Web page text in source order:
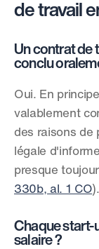
de travail
Un contrat de
conclu
Oui. En
valablement
des raisons de
légale
presque
330b, al. 1 CO).
Chaque start-
salaire ?